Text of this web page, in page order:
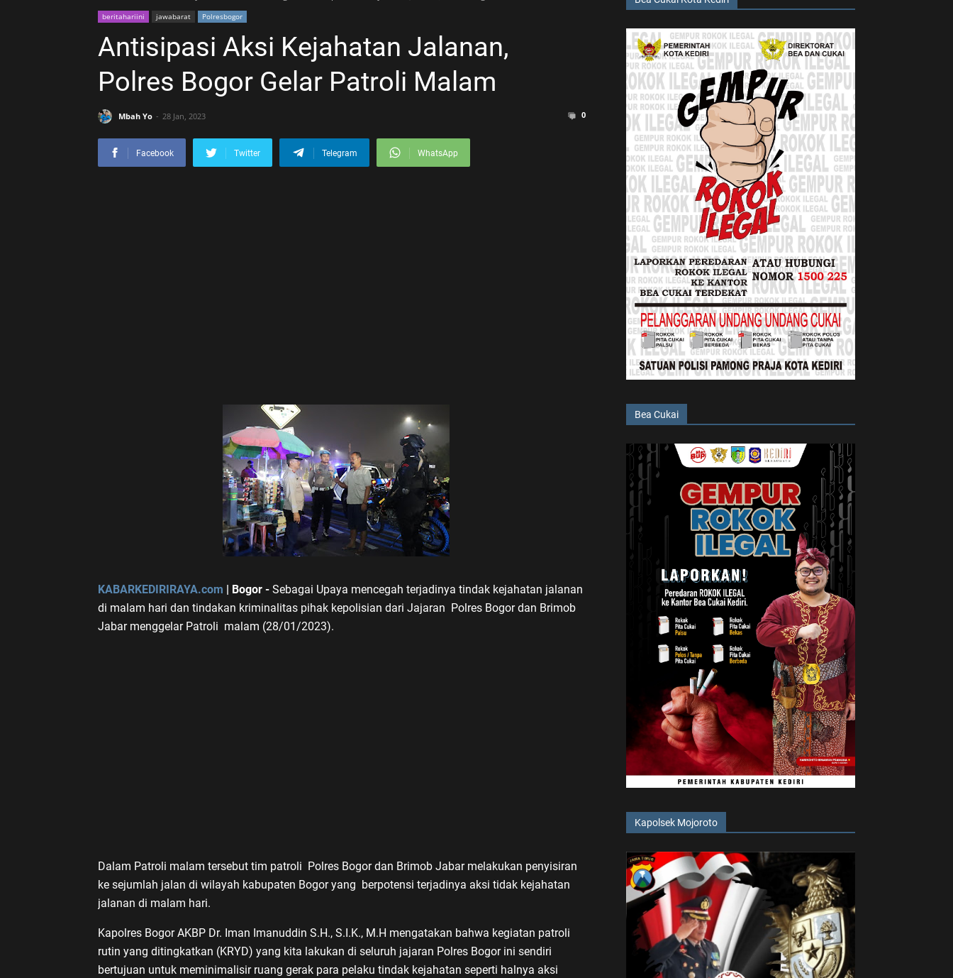
beritahariini jawabarat Polresbogor
Antisipasi Aksi Kejahatan Jalanan,
Polres Bogor Gelar Patroli Malam
Mbah Yo 28 Jan, 2023 0
Facebook Twitter Telegram WhatsApp
KABARKEDIRIRAYA.com | Bogor - Sebagai Upaya mencegah terjadinya tindak kejahatan jalanan
di malam hari dan tindakan kriminalitas pihak kepolisian dari Jajaran Polres Bogor dan Brimob
Jabar menggelar Patroli malam (28/01/2023).
Dalam Patroli malam tersebut tim patroli Polres Bogor dan Brimob Jabar melakukan penyisiran
ke sejumlah jalan di wilayah kabupaten Bogor yang berpotensi terjadinya aksi tidak kejahatan
jalanan di malam hari.
Kapolres Bogor AKBP Dr. Iman Imanuddin S.H., S.I.K., M.H mengatakan bahwa kegiatan patroli
rutin yang ditingkatkan (KRYD) yang kita lakukan di seluruh jajaran Polres Bogor ini sendiri
bertujuan untuk meminimalisir ruang gerak para pelaku tindak kejahatan seperti halnya aksi
Bea Cukai
Kapolsek Mojoroto